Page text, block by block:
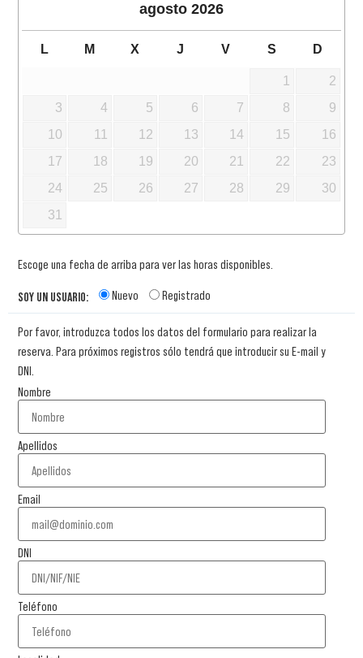
agosto 2026
L M X J V S D
1
2
3
4 5 6 7 8
9
10
11 12 13 14 15
16
17
18 19 20 21 22
23
24
25 26 27 28 29
30
31
Escoge una fecha de arriba para ver las horas disponibles.
SOY UN USUARIO: Nuevo Registrado
Por favor, introduzca todos los datos del formulario para realizar la
reserva. Para próximos registros sólo tendrá que introducir su E-mail y
DNI.
Nombre
Apellidos
Email
DNI
Teléfono